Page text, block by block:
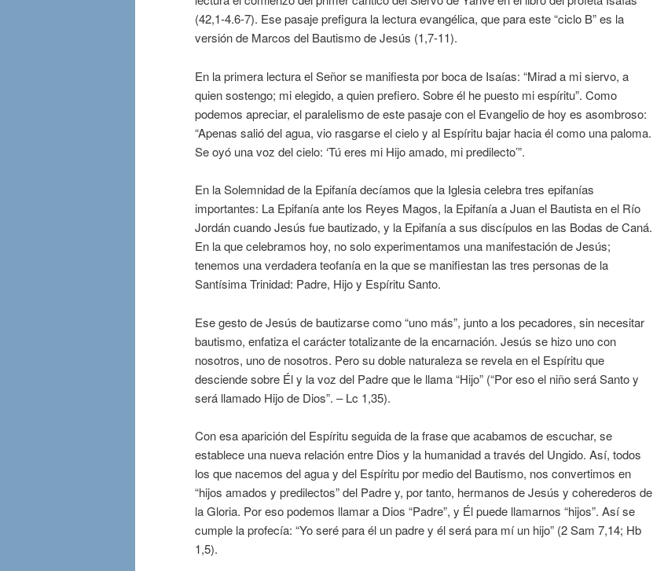
(42,1-4.6-7). Ese pasaje prefigura la lectura evangélica, que para este “ciclo B” es la
versión de Marcos del Bautismo de Jesús (1,7-11).
En la primera lectura el Señor se manifiesta por boca de Isaías: “Mirad a mi siervo, a
quien sostengo; mi elegido, a quien prefiero. Sobre él he puesto mi espíritu”. Como
podemos apreciar, el paralelismo de este pasaje con el Evangelio de hoy es asombroso:
“Apenas salió del agua, vio rasgarse el cielo y al Espíritu bajar hacia él como una paloma.
Se oyó una voz del cielo: ‘Tú eres mi Hijo amado, mi predilecto’”.
En la Solemnidad de la Epifanía decíamos que la Iglesia celebra tres epifanías
importantes: La Epifanía ante los Reyes Magos, la Epifanía a Juan el Bautista en el Río
Jordán cuando Jesús fue bautizado, y la Epifanía a sus discípulos en las Bodas de Caná.
En la que celebramos hoy, no solo experimentamos una manifestación de Jesús;
tenemos una verdadera teofanía en la que se manifiestan las tres personas de la
Santísima Trinidad: Padre, Hijo y Espíritu Santo.
Ese gesto de Jesús de bautizarse como “uno más”, junto a los pecadores, sin necesitar
bautismo, enfatiza el carácter totalizante de la encarnación. Jesús se hizo uno con
nosotros, uno de nosotros. Pero su doble naturaleza se revela en el Espíritu que
desciende sobre Él y la voz del Padre que le llama “Hijo” (“Por eso el niño será Santo y
será llamado Hijo de Dios”. – Lc 1,35).
Con esa aparición del Espíritu seguida de la frase que acabamos de escuchar, se
establece una nueva relación entre Dios y la humanidad a través del Ungido. Así, todos
los que nacemos del agua y del Espíritu por medio del Bautismo, nos convertimos en
“hijos amados y predilectos” del Padre y, por tanto, hermanos de Jesús y coherederos de
la Gloria. Por eso podemos llamar a Dios “Padre”, y Él puede llamarnos “hijos”. Así se
cumple la profecía: “Yo seré para él un padre y él será para mí un hijo” (2 Sam 7,14; Hb
1,5).